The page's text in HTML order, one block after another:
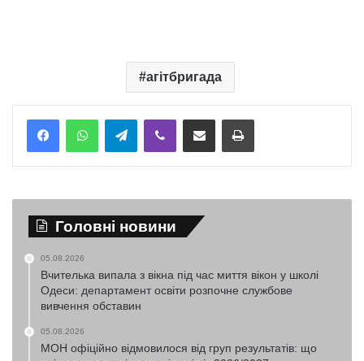
агітбригада
TelegramViber Надіслати електронною поштоюНадрукувати
Головні новини
05.08.2026
Вчителька випала з вікна під час миття вікон у школі
Одеси: департамент освіти розпочне службове
вивчення обставин
05.08.2026
МОН офіційно відмовилося від груп результатів: що